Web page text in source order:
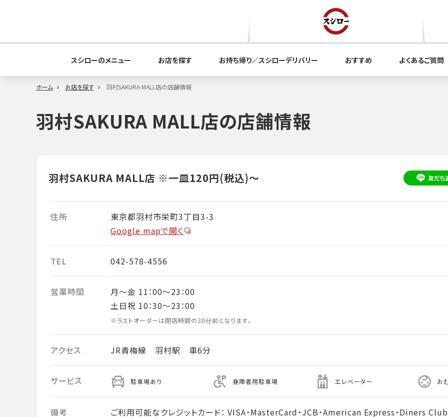
スシローのメニュー お店を探す お持ち帰り／スシローデリバリー おすすめ よくあるご質問
ホーム お店を探す 羽村SAKURA MALL店の店舗情報
羽村SAKURA MALL店の店舗情報
羽村SAKURA MALL店 ※一皿120円(税込)～ 友だち
住所
東京都羽村市栄町3丁目3-3
Google mapで開く
TEL 042-578-4556
営業時間
月～金 11：00～23：00
土日祝 10：30～23：00
※ラストオーダーは閉店時間の30分前となります。
アクセス JR青梅線 羽村駅 車6分
サービス 駐車場あり 身障者用駐車場 エレベーター お
備考
ご利用可能なクレジットカード： VISA・MasterCard・JCB・American Express・Diners